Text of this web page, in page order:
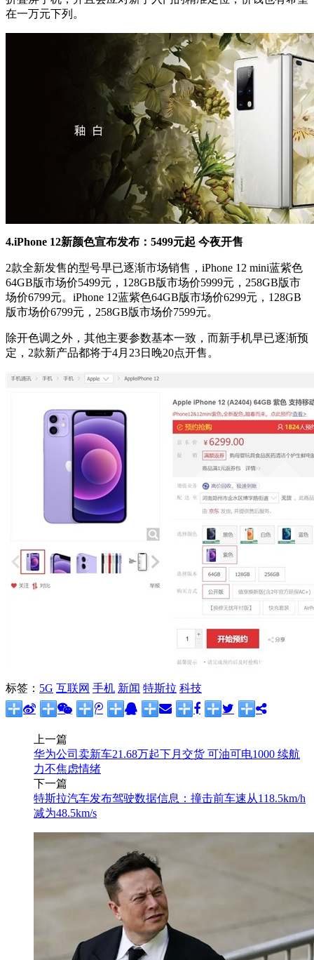
在一万元下列。
4.iPhone 12新颜色宣布发布：5499元起 今夜开售
2款全新发售的型号早已逐渐市场销售，iPhone 12 mini蓝紫色
64GB版市场价5499元，128GB版市场价5999元，258GB版市
场价6799元。iPhone 12蓝紫色64GB版市场价6299元，128GB
版市场价6799元，258GB版市场价7599元。
除开色调之外，其他主要参数基本一致，而新手机早已逐渐预
定，2款新产品都将于4月23日晚20点开售。
标签： 5G 互联网 手机 新闻 特斯拉 科技
上一篇
华为公司卖新车21.68万起下月交货 可油可电1000 续航
力不焦虑情绪
下一篇
特斯拉汽车发布驾驶数据信息：撞击前车速从118.5km/h
减为48.5km/s